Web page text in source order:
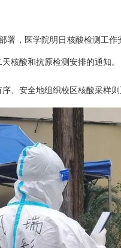
署，医学院明日核酸检测工
核酸和抗原检测安排的通知。
、安全地组织校区核酸采样则